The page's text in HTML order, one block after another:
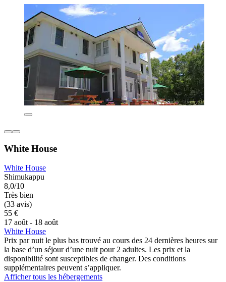
White House
White House
Shimukappu
8,0/10
Très bien
(33 avis)
55 €
17 août - 18 août
White House
Prix par nuit le plus bas trouvé au cours des 24 dernières heures sur
la base d’un séjour d’une nuit pour 2 adultes. Les prix et la
disponibilité sont susceptibles de changer. Des conditions
supplémentaires peuvent s’appliquer.
Afficher tous les hébergements